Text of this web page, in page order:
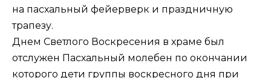
на пасхальный фейерверк и праздничную
трапезу.
Днем Светлого Воскресения в храме был
отслужен Пасхальный молебен по окончании
которого дети группы воскресного дня при